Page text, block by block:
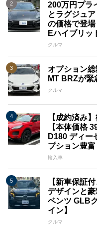
200万円プラ
とラグジュ
の価格で登
Eハイブリッ
クルマ
オプション
MT BRZが緊
クルマ
【成約済み
【本体価格
D180 ディー
プション豊富
輸入車
【新車保証
デザインと
ベンツ GLB
イン】
クルマ